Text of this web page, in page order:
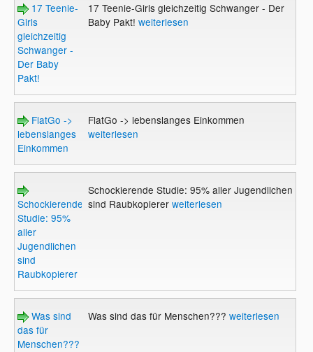
17 Teenie-
Girls
gleichzeitig
Schwanger -
Der Baby
Pakt!
17 Teenie-Girls gleichzeitig Schwanger - Der
Baby Pakt! weiterlesen
FlatGo ->
lebenslanges
Einkommen
FlatGo -> lebenslanges Einkommen
weiterlesen
Schockierende
Studie: 95%
aller
Jugendlichen
sind
Raubkopierer
Schockierende Studie: 95% aller Jugendlichen
sind Raubkopierer weiterlesen
Was sind
das für
Menschen???
Was sind das für Menschen??? weiterlesen